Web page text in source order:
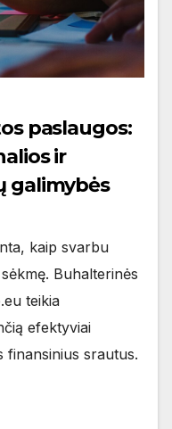
paslaugos:
ir
galimybės
kaip svarbu
Buhalterinės
teikia
efektyviai
finansinius srautus.